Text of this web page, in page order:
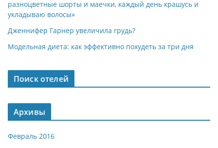
разноцветные шорты и маечки, каждый день крашусь и
укладываю волосы»
Дженнифер Гарнер увеличила грудь?
Модельная диета: как эффективно похудеть за три дня
Поиск отелей
Архивы
Февраль 2016